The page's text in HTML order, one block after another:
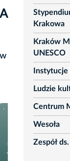
A
Krakowa
Kraków
UNESCO
rozwiń
Ludzie
rozwiń
Centrum
Wesoła
rozwiń
Zespół
rozwiń